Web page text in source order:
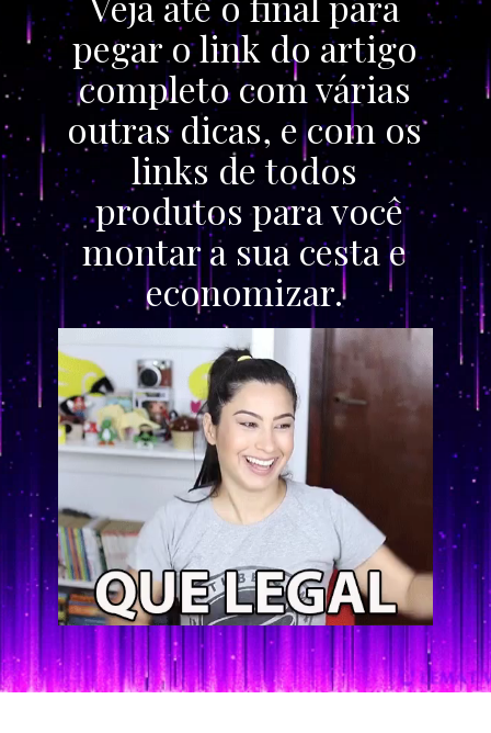
pegar o link do artigo
completo com várias
outras dicas, e com os
links de todos
produtos para você
montar a sua cesta e
economizar.